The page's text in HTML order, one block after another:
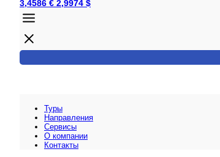
3,4586 € 2,9974 $
Туры
Направления
Сервисы
O компании
Контакты